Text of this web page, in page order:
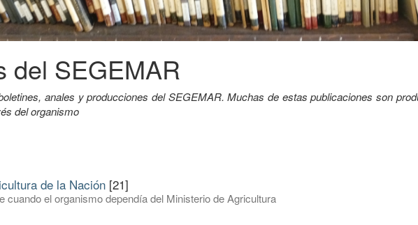
del SEGEMAR
anales y producciones del SEGEMAR. Muchas de estas publicaciones son
del organismo
de la Nación [21]
cuando el organismo dependía del Ministerio de Agricultura